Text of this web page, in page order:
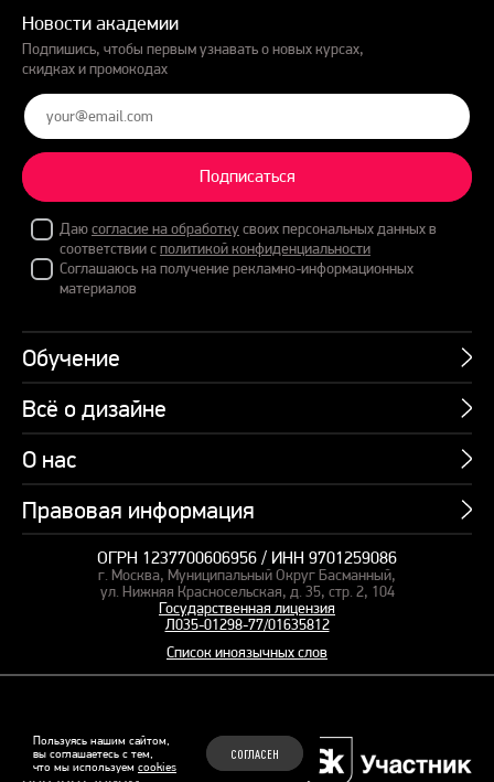
Пользуясь нашим сайтом,
вы соглашаетесь с тем,
что мы используем cookies
СОГЛАСЕН
Новости академии
Подпишись, чтобы первым узнавать о новых курсах,
скидках и промокодах
Подписаться
Даюсогласие на обработкусвоих персональных данных в
соответствии сполитикой конфиденциальности
Соглашаюсь на получение рекламно-информационных
материалов
Обучение
Курсы
Пакетные предложения
Профессии
Подарочные сертификаты
Корпоративное обучение
Курсы для сотрудников
Пакетные предложения
Всё о дизайне
Учебник по презентациям
Банк слайдов
Вебинары
Студия дизайна
Заказать презентацию
О нас
Об академии
СМИ о нас
Правовая информация
Карта сайта
Оферта и лицензия
Политика конфиденциальности
Рекомендательные технологии
Файлы Cookie
ОГРН 1237700606956 / ИНН 9701259086
г. Москва, Муниципальный Округ Басманный,
ул. Нижняя Красносельская, д. 35, стр. 2, 104
Государственная лицензия
Л035-01298-77/01635812
Список иноязычных слов
© 2015–2026 Бонни и Слайд
Обучающие курсы по